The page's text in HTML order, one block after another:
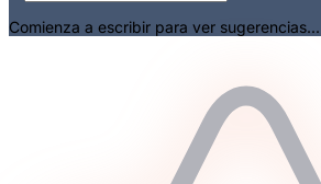
Comienza a escribir para ver sugerencias...